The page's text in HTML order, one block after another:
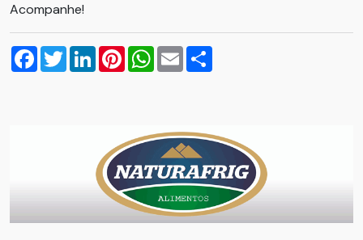
Acompanhe!
Facebook
TwitterLinkedInPinterestWhatsApp
Email